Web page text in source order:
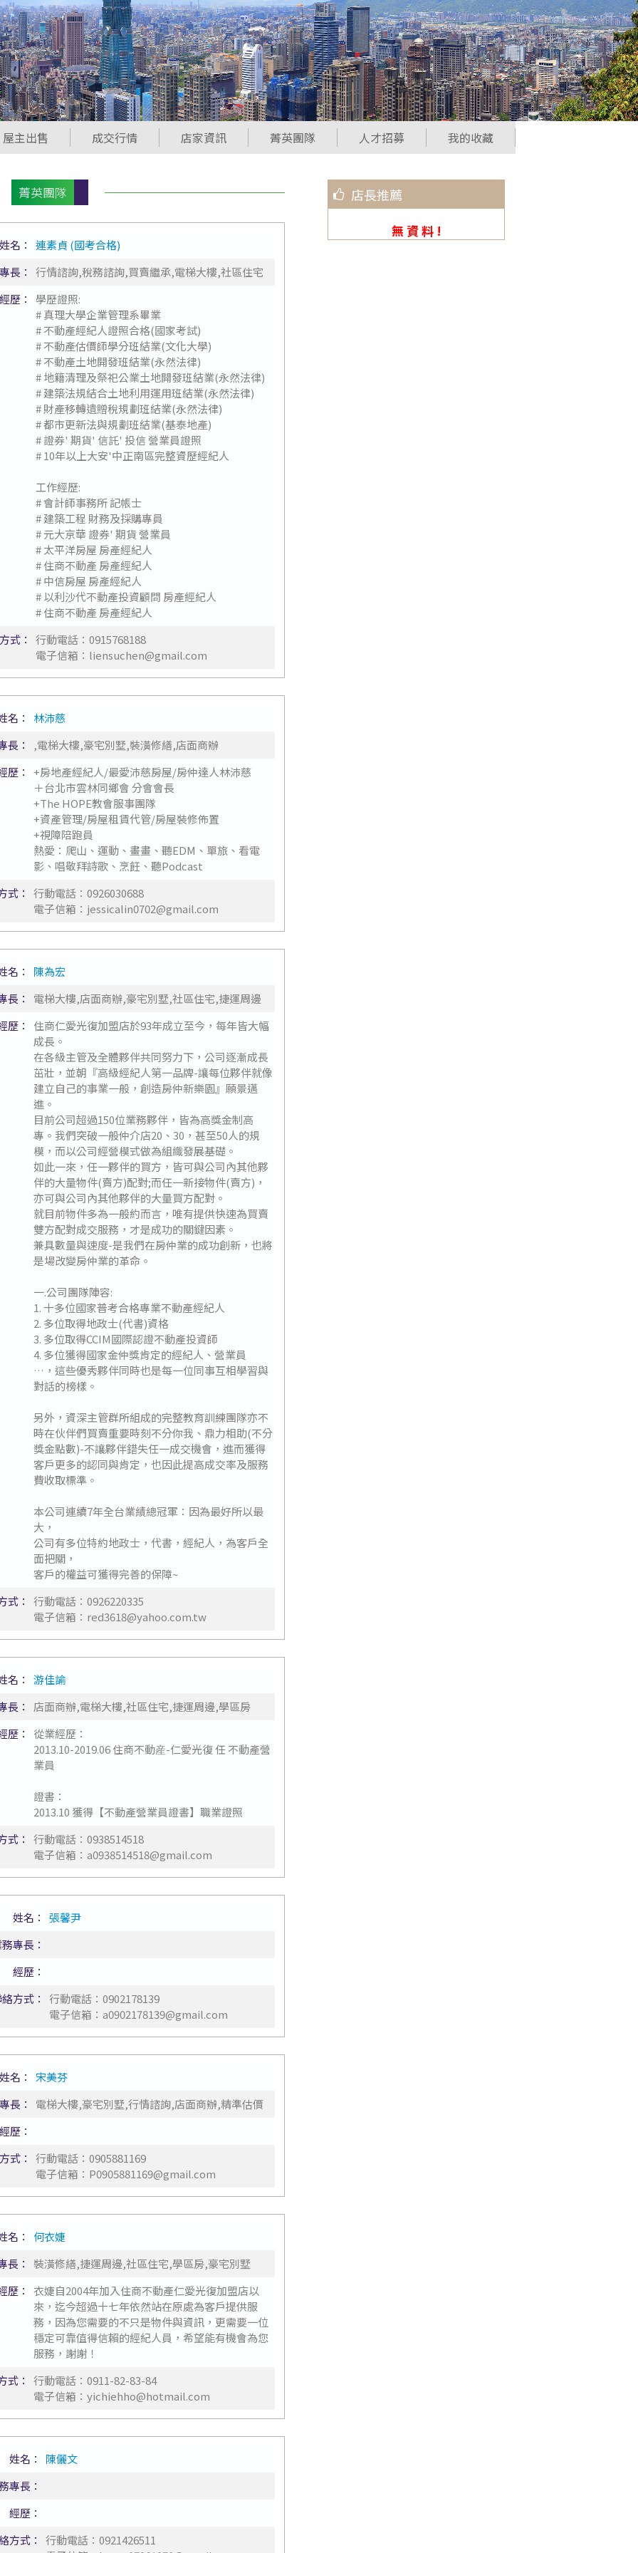
屋主出售 成交行情 店家資訊 菁英團隊 人才招募 我的收藏
菁英團隊
姓名：
連素貞 (國考合格)
長：
行情諮詢,稅務諮詢,買賣繼承,電梯大樓,社區住宅
經歷：
學歷證照:
# 真理大學企業管理系畢業
# 不動產經紀人證照合格(國家考試)
# 不動產估價師學分班結業(文化大學)
# 不動產土地開發班結業(永然法律)
# 地籍清理及祭祀公業土地開發班結業(永然法律)
# 建築法規結合土地利用運用班結業(永然法律)
# 財產移轉遺贈稅規劃班結業(永然法律)
# 都市更新法與規劃班結業(基泰地產)
# 證券' 期貨' 信託' 投信 營業員證照
# 10年以上大安'中正南區完整資歷經紀人
工作經歷:
# 會計師事務所 記帳士
# 建築工程 財務及採購專員
# 元大京華 證券' 期貨 營業員
# 太平洋房屋 房產經紀人
# 住商不動產 房產經紀人
# 中信房屋 房產經紀人
# 以利沙代不動產投資顧問 房產經紀人
# 住商不動產 房產經紀人
式：
行動電話：0915768188
電子信箱： liensuchen@gmail.com
名：
林沛慈
長：
,電梯大樓,豪宅別墅,裝潢修繕,店面商辦
歷：
+房地產經紀人/最愛沛慈房屋/房仲達人林沛慈
＋台北市雲林同鄉會 分會會長
+The HOPE教會服事團隊
+資產管理/房屋租賃代管/房屋裝修佈置
+視障陪跑員
熱愛：爬山、運動、畫畫、聽EDM、單旅、看電
影、唱敬拜詩歌、烹飪、聽Podcast
式：
行動電話：0926030688
電子信箱： jessicalin0702@gmail.com
名：
陳為宏
長：
電梯大樓,店面商辦,豪宅別墅,社區住宅,捷運周邊
歷：
住商仁愛光復加盟店於93年成立至今，每年皆大幅
成長。
在各級主管及全體夥伴共同努力下，公司逐漸成長
茁壯，並朝『高級經紀人第一品牌-讓每位夥伴就像
建立自己的事業一般，創造房仲新樂園』願景邁
進。
目前公司超過150位業務夥伴，皆為高獎金制高
專。我們突破一般仲介店20、30，甚至50人的規
模，而以公司經營模式做為組織發展基礎。
如此一來，任一夥伴的買方，皆可與公司內其他夥
伴的大量物件(賣方)配對;而任一新接物件(賣方)，
亦可與公司內其他夥伴的大量買方配對。
就目前物件多為一般約而言，唯有提供快速為買賣
雙方配對成交服務，才是成功的關鍵因素。
兼具數量與速度-是我們在房仲業的成功創新，也將
是場改變房仲業的革命。
一.公司團隊陣容:
1. 十多位國家普考合格專業不動產經紀人
2. 多位取得地政士(代書)資格
3. 多位取得CCIM國際認證不動產投資師
4. 多位獲得國家金仲獎肯定的經紀人、營業員
…，這些優秀夥伴同時也是每一位同事互相學習與
對話的榜樣。
另外，資深主管群所組成的完整教育訓練團隊亦不
時在伙伴們買賣重要時刻不分你我、鼎力相助(不分
獎金點數)-不讓夥伴錯失任一成交機會，進而獲得
客戶更多的認同與肯定，也因此提高成交率及服務
費收取標準。
本公司連續7年全台業績總冠軍：因為最好所以最
大，
公司有多位特約地政士，代書，經紀人，為客戶全
面把關，
客戶的權益可獲得完善的保障~
式：
行動電話：0926220335
電子信箱： red3618@yahoo.com.tw
名：
游佳諭
長：
店面商辦,電梯大樓,社區住宅,捷運周邊,學區房
歷：
從業經歷：
2013.10-2019.06 住商不動産-仁愛光復 任 不動產營
業員
證書：
2013.10 獲得【不動產營業員證書】職業證照
式：
行動電話：0938514518
電子信箱：a0938514518@gmail.com
姓名：
張馨尹
專長：
經歷：
方式：
行動電話：0902178139
電子信箱：a0902178139@gmail.com
姓名：
宋美芬
長：
電梯大樓,豪宅別墅,行情諮詢,店面商辦,精準估價
經歷：
式：
行動電話：0905881169
電子信箱： P0905881169@gmail.com
名：
何衣婕
長：
裝潢修繕,捷運周邊,社區住宅,學區房,豪宅別墅
歷：
衣婕自2004年加入住商不動產仁愛光復加盟店以
來，迄今超過十七年依然站在原處為客戶提供服
務，因為您需要的不只是物件與資訊，更需要一位
穩定可靠值得信賴的經紀人員，希望能有機會為您
服務，謝謝！
式：
行動電話：0911-82-83-84
電子信箱：yichiehho@hotmail.com
姓名：
陳儷文
專長：
經歷：
方式：
行動電話：0921426511
店長推薦
無 資 料 !